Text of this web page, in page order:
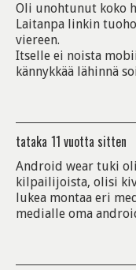
Oli unohtunut koko
Laitanpa linkin
viereen.
Itselle ei noista
kännykkää lähinnä
tataka 11 vuotta sitten
Android wear tuki
kilpailijoista, olisi
lukea montaa eri
medialle oma